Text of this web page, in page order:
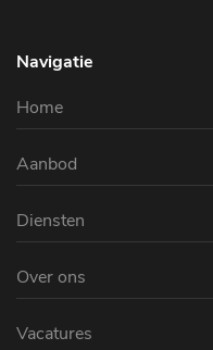
Navigatie
Home
Aanbod
Diensten
Over ons
Vacatures